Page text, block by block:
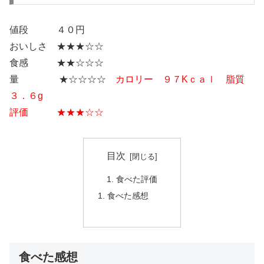
値段 ４０円
おいしさ ★★★☆☆
食感 ★★☆☆☆
量 ★☆☆☆☆
カロリー ９７Kｃａｌ 脂質
３．６g
評価 ★★★☆☆
目次
食べた評価
食べた感想
食べた感想